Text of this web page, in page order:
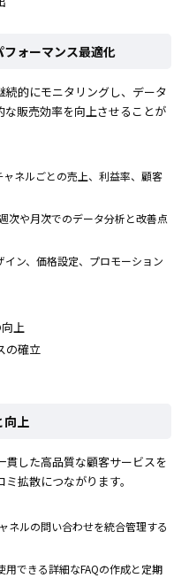
ォーマンス最適化
的にモニタリングし、データ
な販売効率を向上させることが
ネルごとの売上、利益率、顧客
次や月次でのデータ分析と改善点
ン、価格設定、プロモーション
上
の確立
向上
した高品質な顧客サービスを
拡散につながります。
ネルの問い合わせを統合管理する
できる詳細なFAQの作成と定期